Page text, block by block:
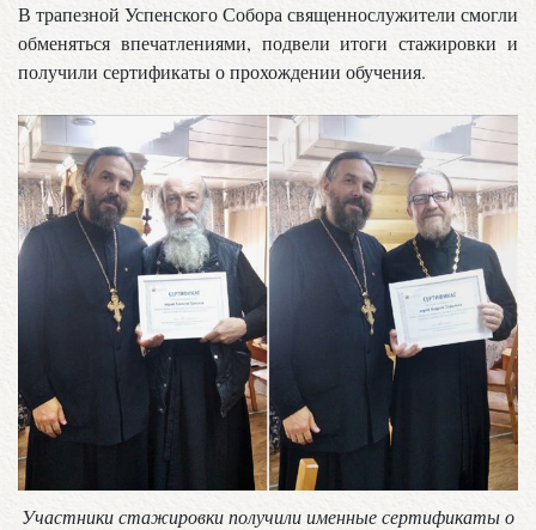
В трапезной Успенского Собора священнослужители смогли
обменяться впечатлениями, подвели итоги стажировки и
получили сертификаты о прохождении обучения.
Участники стажировки получили именные сертификаты о